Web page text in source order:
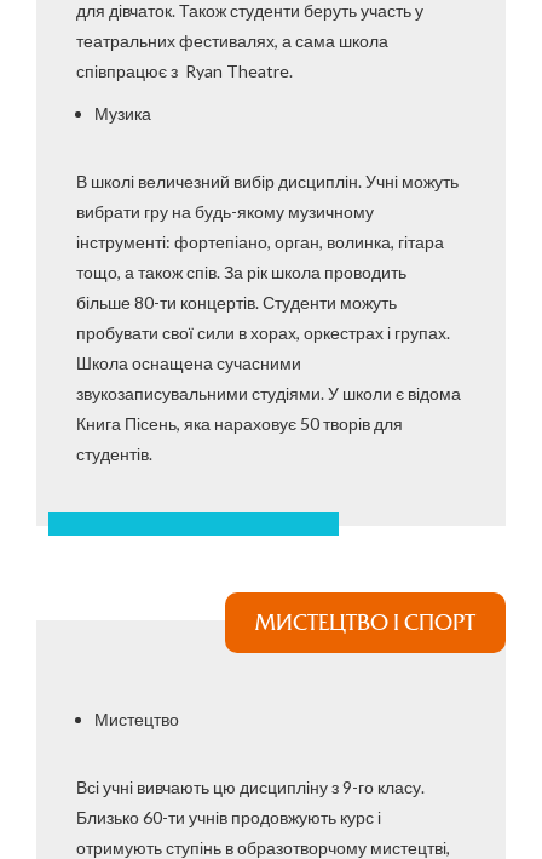
для дівчаток. Також студенти беруть участь у
театральних фестивалях, а сама школа
співпрацює з Ryan Theatre.
Музика
В школі величезний вибір дисциплін. Учні можуть
вибрати гру на будь-якому музичному
інструменті: фортепіано, орган, волинка, гітара
тощо, а також спів. За рік школа проводить
більше 80-ти концертів. Студенти можуть
пробувати свої сили в хорах, оркестрах і групах.
Школа оснащена сучасними
звукозаписувальними студіями. У школи є відома
Книга Пісень, яка нараховує 50 творів для
студентів.
МИСТЕЦТВО І СПОРТ
Мистецтво
Всі учні вивчають цю дисципліну з 9-го класу.
Близько 60-ти учнів продовжують курс і
отримують ступінь в образотворчому мистецтві,